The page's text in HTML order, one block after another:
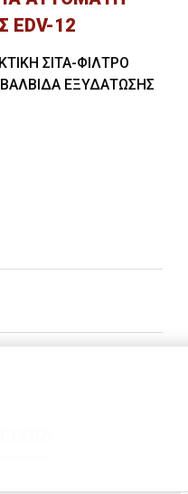
EDV-12